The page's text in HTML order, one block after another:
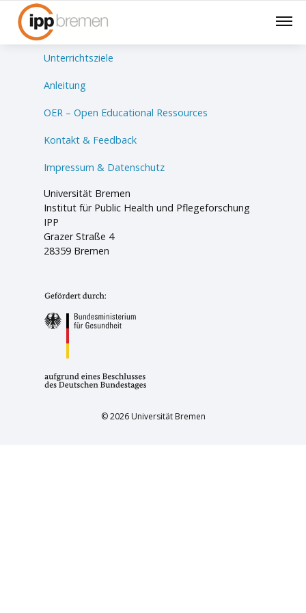
Lernsituationen
Unterrichtsziele
Anleitung
OER – Open Educational Ressources
Kontakt & Feedback
Impressum & Datenschutz
Universität Bremen
Institut für Public Health und Pflegeforschung
IPP
Grazer Straße 4
28359 Bremen
© 2026 Universität Bremen